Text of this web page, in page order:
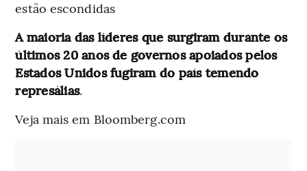
estão escondidas
A maioria das líderes que surgiram durante os
últimos 20 anos de governos apoiados pelos
Estados Unidos fugiram do país temendo
represálias.
Veja mais em Bloomberg.com